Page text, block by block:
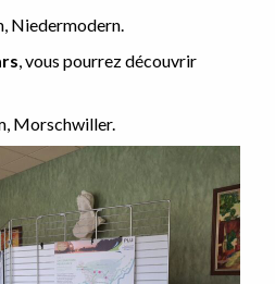
Niedermodern.
, vous pourrez découvrir
Morschwiller.